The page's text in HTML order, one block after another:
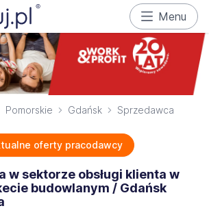
Menu
Pomorskie Gdańsk Sprzedawca
oferty pracodawcy
w sektorze obsługi klienta w
budowlanym / Gdańsk